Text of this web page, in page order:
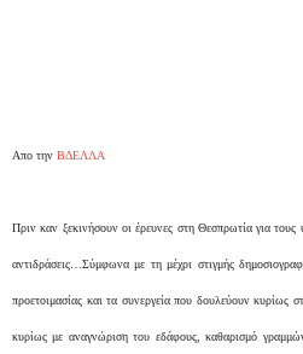
Απο την ΒΔΕΛΛΑ
Πριν καν ξεκινήσουν οι έρευνες στη Θεσπρωτία για
αντιδράσεις…Σύμφωνα με τη μέχρι στιγμής
προετοιμασίας και τα συνεργεία που δουλεύουν κυρίως
κυρίως με αναγνώριση του εδάφους, καθαρισμό